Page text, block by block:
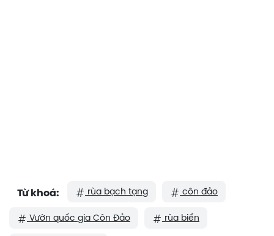
Từ khoá: rùa bạch tạng côn đảo
Vườn quốc gia Côn Đảo rùa biển